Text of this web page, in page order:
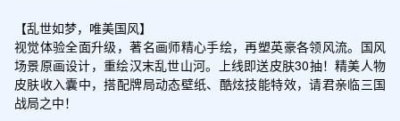
【乱世如梦，唯美国风】
视觉体验全面升级，著名画师精心手绘，再塑英豪各领风流。国风
场景原画设计，重绘汉末乱世山河。上线即送皮肤30抽！精美人物
皮肤收入囊中，搭配牌局动态壁纸、酷炫技能特效，请君亲临三国
战局之中！